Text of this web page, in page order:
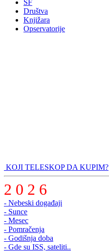
SF
Društva
Knjižara
Opservatorije
KOJI TELESKOP DA KUPIM?
2 0 2 6
- Nebeski događaji
- Sunce
- Mesec
- Pomračenja
- Godišnja doba
- Gde su ISS, sateliti..